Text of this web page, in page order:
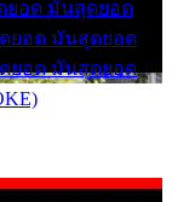
ยอด มันสุดยอด
ยอด มันสุดยอด
ยอด มันสุดยอด